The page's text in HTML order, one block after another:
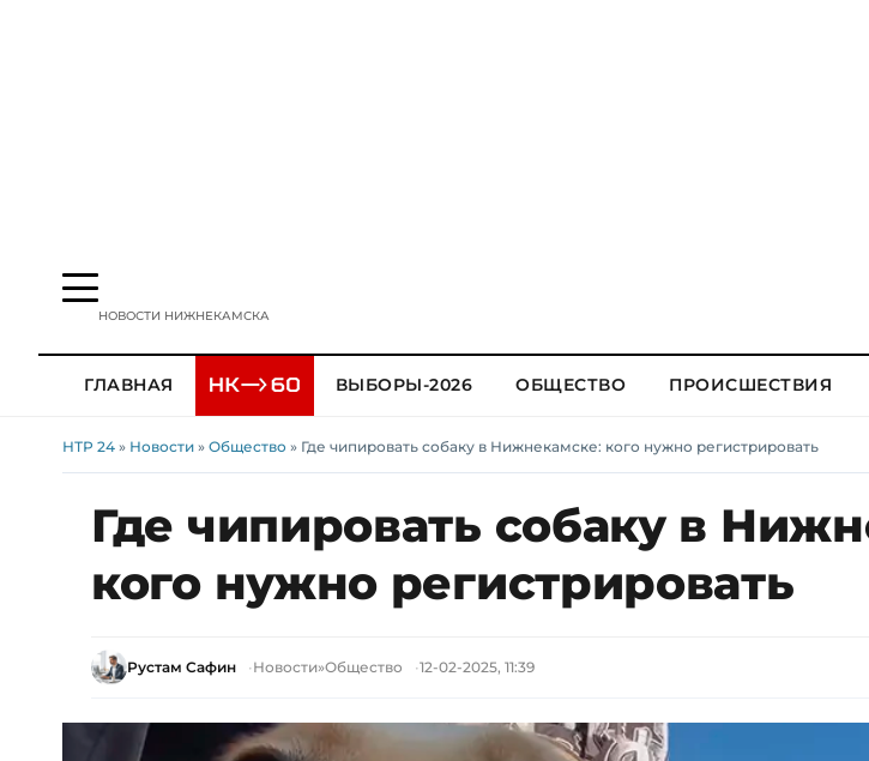
НОВОСТИ НИЖНЕКАМСКА
ГЛАВНАЯ ВЫБОРЫ-2026 ОБЩЕСТВО ПРОИСШЕСТВИЯ
НТР 24 » Новости » Общество » Где чипировать собаку в Нижнекамске: кого нужно регистрировать
Где чипировать собаку в
кого нужно регистрировать
Рустам Сафин Новости»Общество 12-02-2025, 11:39